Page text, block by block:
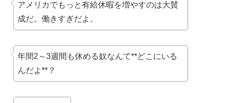
アメリカでもっと有給休暇を増やすのは大賛
成だ。働きすぎだよ。
年間2～3週間も休める奴なんて**どこにいる
んだよ**？